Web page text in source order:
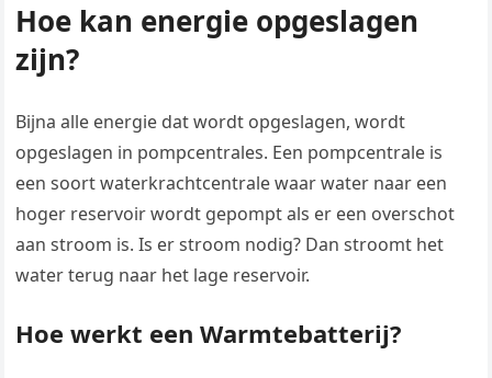
Hoe kan energie opgeslagen
zijn?
Bijna alle energie dat wordt opgeslagen, wordt
opgeslagen in pompcentrales. Een pompcentrale is
een soort waterkrachtcentrale waar water naar een
hoger reservoir wordt gepompt als er een overschot
aan stroom is. Is er stroom nodig? Dan stroomt het
water terug naar het lage reservoir.
Hoe werkt een Warmtebatterij?